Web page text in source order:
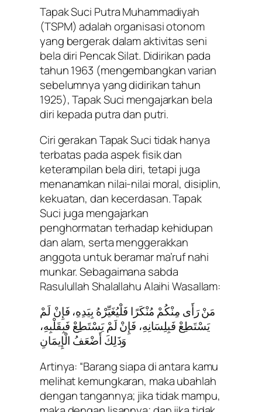
Tapak Suci Putra Muhammadiyah
(TSPM) adalah organisasi otonom
yang bergerak dalam aktivitas seni
bela diri Pencak Silat. Didirikan pada
tahun 1963 (mengembangkan varian
sebelumnya yang didirikan tahun
1925), Tapak Suci mengajarkan bela
diri kepada putra dan putri.
Ciri gerakan Tapak Suci tidak hanya
terbatas pada aspek fisik dan
keterampilan bela diri, tetapi juga
menanamkan nilai-nilai moral, disiplin,
kekuatan, dan kecerdasan. Tapak
Suci juga mengajarkan
penghormatan terhadap kehidupan
dan alam, serta menggerakkan
anggota untuk beramar ma’ruf nahi
munkar. Sebagaimana sabda
Rasulullah Shalallahu Alaihi Wasallam:
مَنْ رَأَى مِنْكُمْ مُنْكَرًا فَلْيُغَيِّرْهُ بِيَدِهِ، فَإِنْ لَمْ
يَسْتَطِعْ فَبِلِسَانِهِ، فَإِنْ لَمْ يَسْتَطِعْ فَبِقَلْبِهِ،
وَذَلِكَ أَضْعَفُ الْإِيمَانِ
Artinya: “Barang siapa di antara kamu
melihat kemungkaran, maka ubahlah
dengan tangannya; jika tidak mampu,